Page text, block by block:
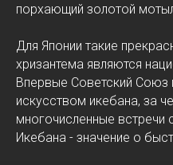
порхающий золотой
Для Японии такие
хризантема являются
Впервые Советский Союз
искусством икебана, за
многочисленные встречи
Икебана - значение о